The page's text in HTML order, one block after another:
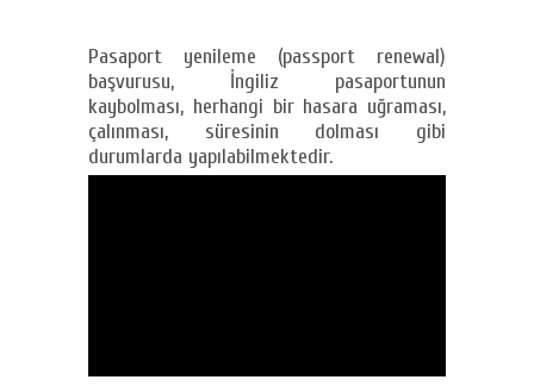
Pasaport yenileme (passport renewal)
başvurusu, İngiliz pasaportunun
kaybolması, herhangi bir hasara uğraması,
çalınması, süresinin dolması gibi
durumlarda yapılabilmektedir.